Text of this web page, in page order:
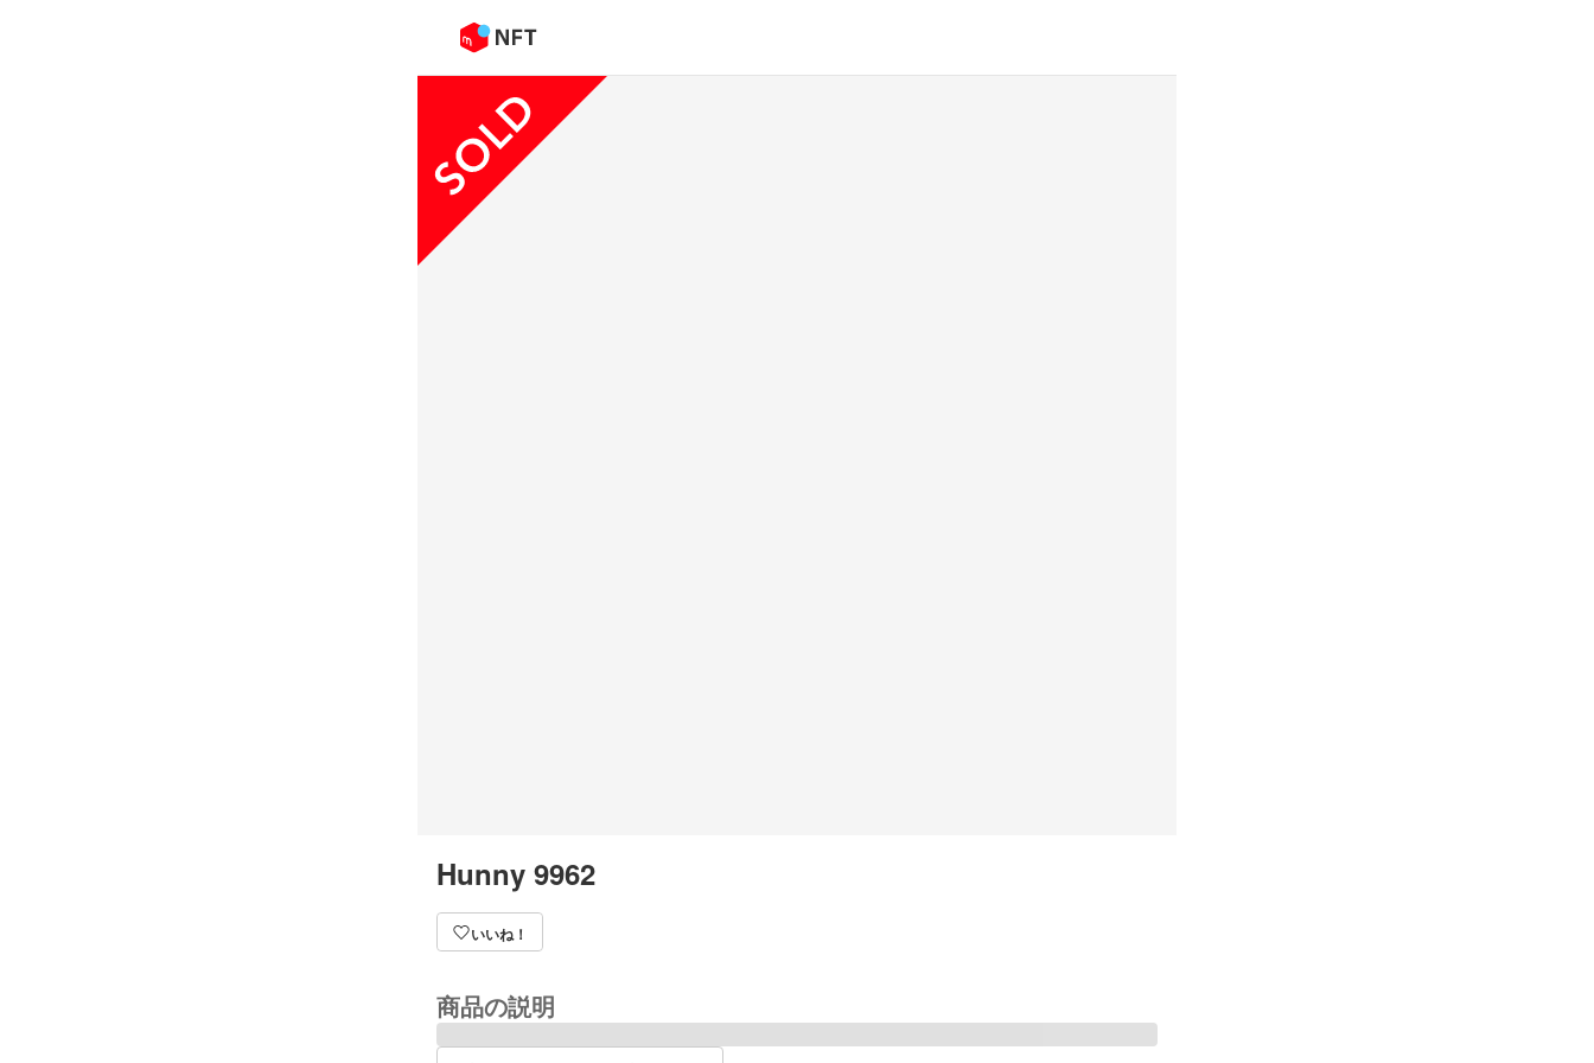
Hunny 9962
いいね！
商品の説明